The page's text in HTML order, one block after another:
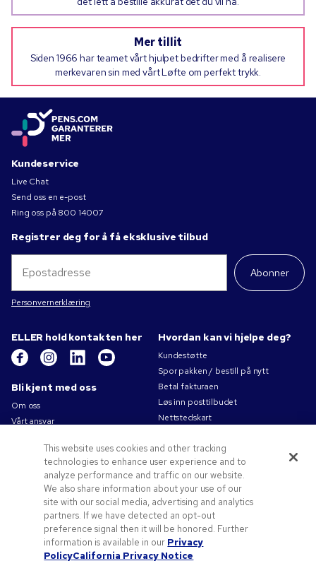
Mer tillit
Siden 1966 har teamet vårt hjulpet bedrifter med å realisere
merkevaren sin med vårt Løfte om perfekt trykk.
Kundeservice
Live Chat
Send oss en e-post
Ring oss på 800 14007
Registrer deg for å få eksklusive tilbud
Abonner
Personvernerklæring
ELLER hold kontakten her
Bli kjent med oss
Om oss
Vårt ansvar
Bruksvilkår
Salgsbetingelser
Jobb for Pens.com
Tilbud og ressurser
Profileringsartikler
Kampanjekoder og -kuponger
Tips til logo
Hvordan kan vi hjelpe deg?
Kundestøtte
Spor pakken / bestill på nytt
Betal fakturaen
Løs inn posttilbudet
Nettstedskart
This website uses cookies and other tracking
technologies to enhance user experience and to
analyze performance and traffic on our website.
We also share information about your use of our
site with our social media, advertising and analytics
partners. If we have detected an opt-out
preference signal then it will be honored. Further
information is available in our Privacy
PolicyCalifornia Privacy Notice